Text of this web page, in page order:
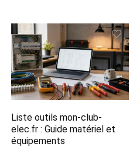
Liste outils mon-club-
elec.fr​ : Guide matériel et
équipements